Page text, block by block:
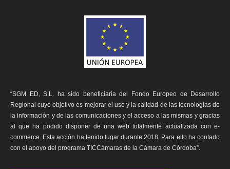
“SGM ED, S.L. ha sido beneficiaria del Fondo Europeo de Desarrollo
Regional cuyo objetivo es mejorar el uso y la calidad de las tecnologías de
la información y de las comunicaciones y el acceso a las mismas y gracias
al que ha podido disponer de una web totalmente actualizada con e-
commerce. Esta acción ha tenido lugar durante 2018. Para ello ha contado
con el apoyo del programa TICCámaras de la Cámara de Córdoba”.